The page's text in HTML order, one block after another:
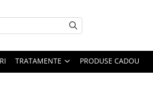
TRATAMENTE PRODUSE CADOU